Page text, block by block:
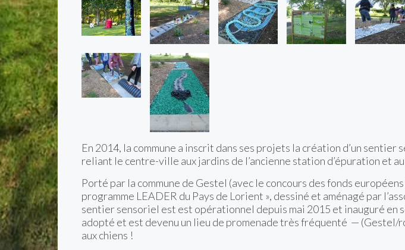
En 2014, la commune a inscrit dans ses projets la création d’un
reliant le centre-ville aux jardins de l’ancienne station d’épuration et
Porté par la commune de Gestel (avec le concours des fonds
programme LEADER du Pays de Lorient », dessiné et aménagé par
sentier sensoriel est est opérationnel depuis mai 2015 et inauguré en
adopté et est devenu un lieu de promenade très fréquenté —
aux chiens !